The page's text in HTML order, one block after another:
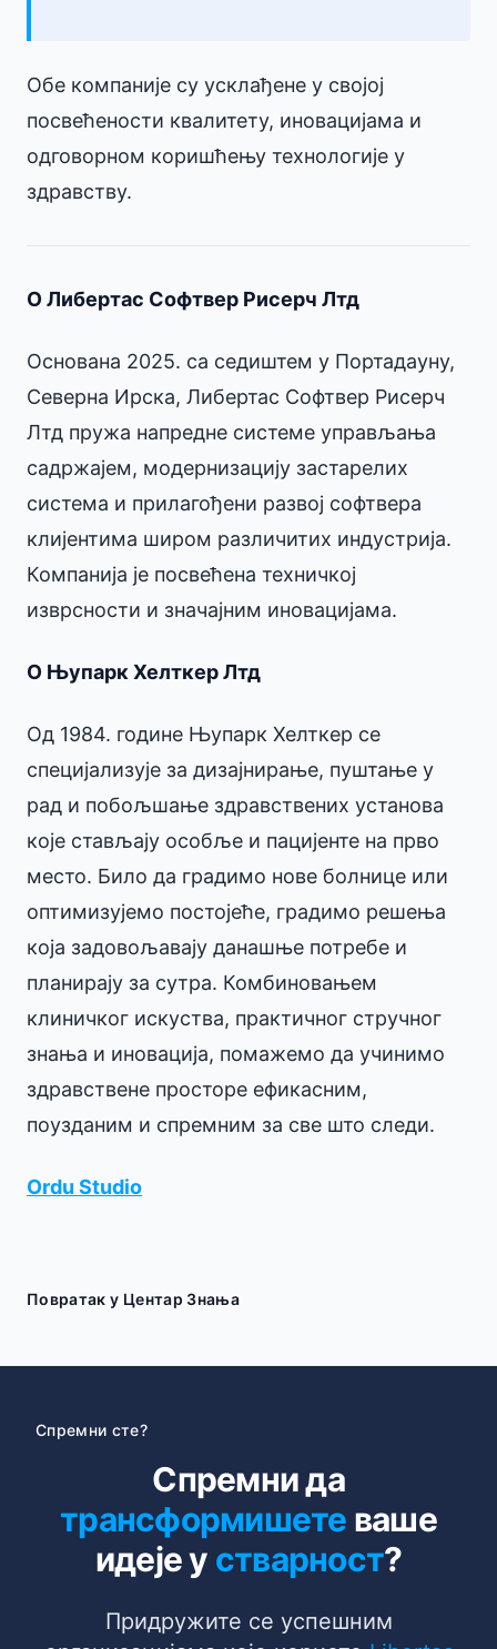
Обе компаније су усклађене у својој
посвећености квалитету, иновацијама и
одговорном коришћењу технологије у
здравству.
О Либертас Софтвер Рисерч Лтд
Основана 2025. са седиштем у Портадауну,
Северна Ирска, Либертас Софтвер Рисерч
Лтд пружа напредне системе управљања
садржајем, модернизацију застарелих
система и прилагођени развој софтвера
клијентима широм различитих индустрија.
Компанија је посвећена техничкој
изврсности и значајним иновацијама.
О Њупарк Хелткер Лтд
Од 1984. године Њупарк Хелткер се
специјализује за дизајнирање, пуштање у
рад и побољшање здравствених установа
које стављају особље и пацијенте на прво
место. Било да градимо нове болнице или
оптимизујемо постојеће, градимо решења
која задовољавају данашње потребе и
планирају за сутра. Комбиновањем
клиничког искуства, практичног стручног
знања и иновација, помажемо да учинимо
здравствене просторе ефикасним,
поузданим и спремним за све што следи.
Ordu Studio
Повратак у Центар Знања
Спремни сте?
Спремни да
трансформишете ваше
идеје у стварност?
Придружите се успешним